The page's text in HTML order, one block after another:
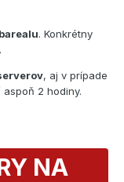
. Konkrétny
.
, aj v prípade
2 hodiny.
NA